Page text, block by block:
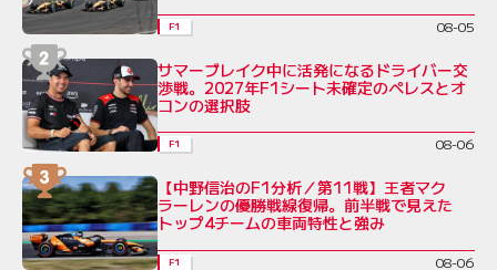
F1 08-05
サマーブレイク中に活発になるドライバー交
渉戦。2027年F1シート未確定のペレスとオ
コンの選択肢
F1 08-06
【中野信治のF1分析／第11戦】王者マク
ラーレンの優勝戦線復帰。前半戦で見えた
トップ4チームの車両特性と強み
F1 08-06